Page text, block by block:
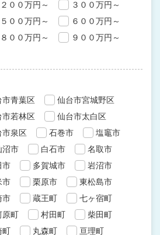
２００万円～
３００万円～
５００万円～
６００万円～
８００万円～
９００万円～
市青葉区
仙台市宮城野区
市若林区
仙台市太白区
市泉区
石巻市
塩竈市
沼市
白石市
名取市
市
多賀城市
岩沼市
市
栗原市
東松島市
市
蔵王町
七ヶ宿町
原町
村田町
柴田町
町
丸森町 亘理町